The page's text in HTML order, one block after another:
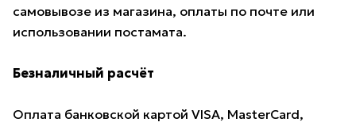
самовывозе из магазина, оплаты по почте или
использовании постамата.
Безналичный расчёт
Оплата банковской картой VISA, MasterCard,